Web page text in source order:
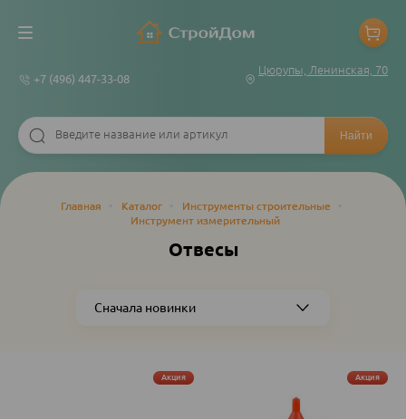
+7 (496) 447-33-08
Цюрупы, Ленинская, 70
СтрокаГлавная Каталог Инструменты строительные
Инструмент измерительный
Отвесы
Акция Акция